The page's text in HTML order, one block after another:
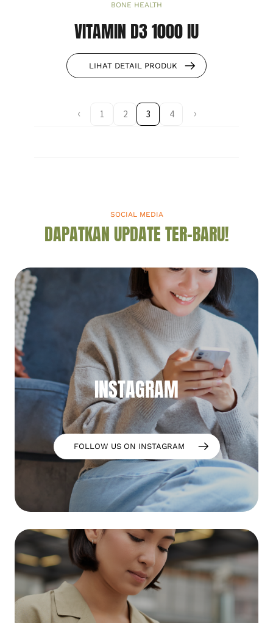
BONE HEALTH
VITAMIN D3 1000 IU
LIHAT DETAIL PRODUK
1 2 3 4
SOCIAL MEDIA
DAPATKAN UPDATE TER-BARU!
INSTAGRAM
FOLLOW US ON INSTAGRAM